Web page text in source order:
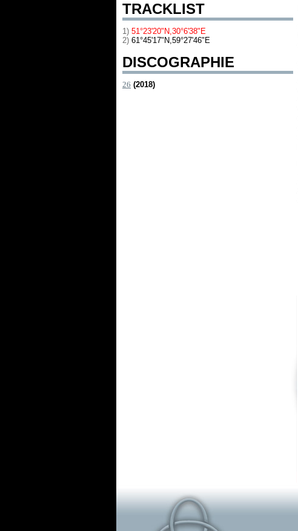
TRACKLIST
1) 51°23'20"N,30°6'38"E
2) 61°45'17"N,59°27'46"E
DISCOGRAPHIE
26 (2018)